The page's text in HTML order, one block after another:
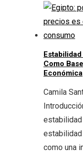
Como
Económica
Camila
como una